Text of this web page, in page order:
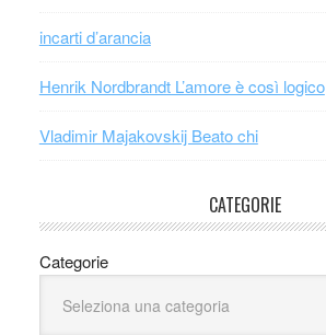
incarti d’arancia
Henrik Nordbrandt L’amore è così logico
Vladimir Majakovskij Beato chi
CATEGORIE
Categorie